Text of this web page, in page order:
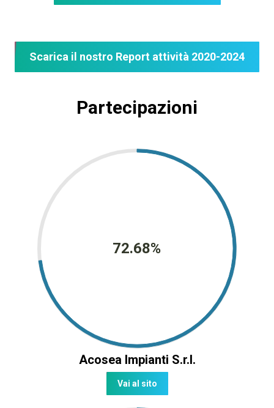
Scarica il nostro Report attività 2020-2024
Partecipazioni
72.68%
Acosea Impianti S.r.l.
Vai al sito